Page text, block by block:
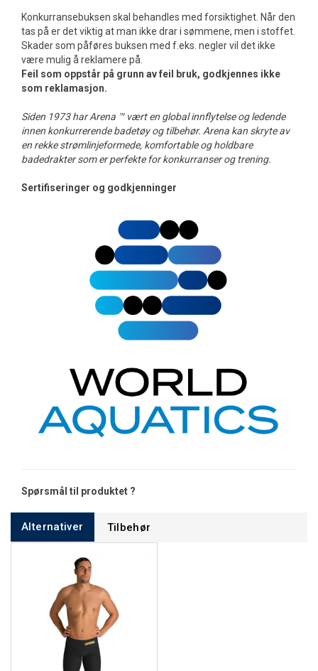
Konkurransebuksen skal behandles med forsiktighet. Når den
tas på er det viktig at man ikke drar i sømmene, men i stoffet.
Skader som påføres buksen med f.eks. negler vil det ikke
være mulig å reklamere på.
Feil som oppstår på grunn av feil bruk, godkjennes ikke
som reklamasjon.
Siden 1973 har Arena ™ vært en global innflytelse og ledende
innen konkurrerende badetøy og tilbehør. Arena kan skryte av
en rekke strømlinjeformede, komfortable og holdbare
badedrakter som er perfekte for konkurranser og trening.
Sertifiseringer og godkjenninger
Spørsmål til produktet ?
Alternativer Tilbehør